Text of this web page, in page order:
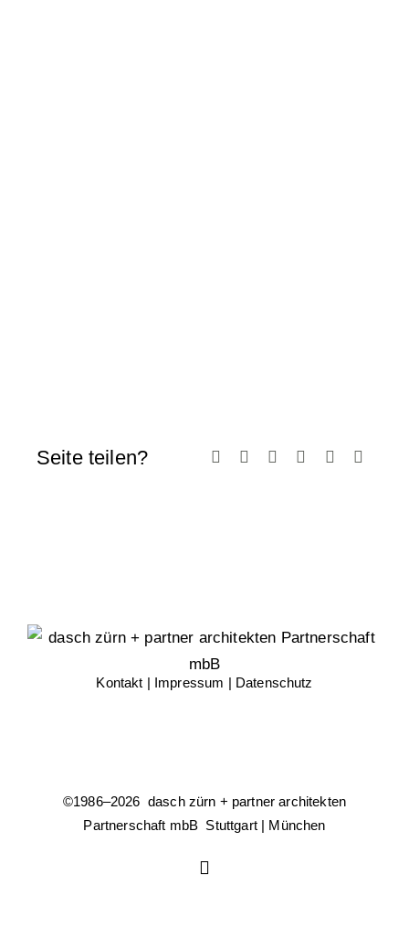
Seite teilen?
Kontakt | Impressum | Datenschutz
©1986–2026 dasch zürn + partner architekten
Partnerschaft mbB Stuttgart | München